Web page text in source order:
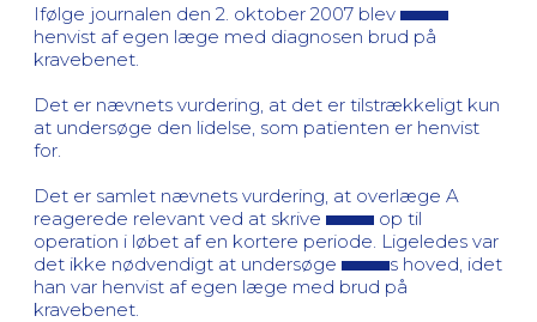
Ifølge journalen den 2. oktober 2007 blev
henvist af egen læge med diagnosen brud på
kravebenet.
Det er nævnets vurdering, at det er tilstrækkeligt kun
at undersøge den lidelse, som patienten er henvist
for.
Det er samlet nævnets vurdering, at overlæge A
reagerede relevant ved at skrive
op til
operation i løbet af en kortere periode. Ligeledes var
det ikke nødvendigt at undersøge
s hoved, idet
han var henvist af egen læge med brud på
kravebenet.